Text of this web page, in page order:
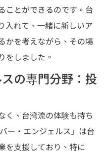
ことができるのです。台
入れて、一緒に新しいア
かを考えながら、その場
をしました。
の専門分野：投
く、台湾流の体験も持ち
ー・エンジェルス」は台
を支援しており、特に